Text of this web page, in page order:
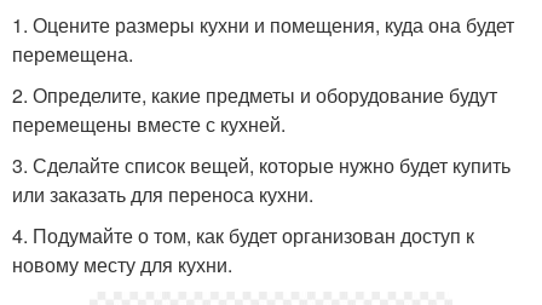
1. Оцените размеры кухни и помещения, куда она будет
перемещена.
2. Определите, какие предметы и оборудование будут
перемещены вместе с кухней.
3. Сделайте список вещей, которые нужно будет купить
или заказать для переноса кухни.
4. Подумайте о том, как будет организован доступ к
новому месту для кухни.